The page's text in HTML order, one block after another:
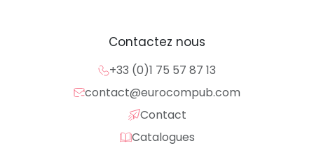
Contactez nous
+33 (0)1 75 57 87 13
contact@eurocompub.com
Contact
Catalogues